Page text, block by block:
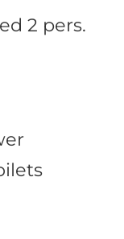
2 pers.